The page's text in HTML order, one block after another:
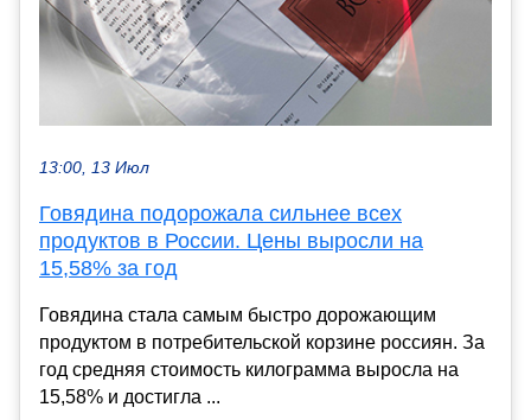
13:00, 13 Июл
Говядина подорожала сильнее всех
продуктов в России. Цены выросли на
15,58% за год
Говядина стала самым быстро дорожающим
продуктом в потребительской корзине россиян. За
год средняя стоимость килограмма выросла на
15,58% и достигла ...